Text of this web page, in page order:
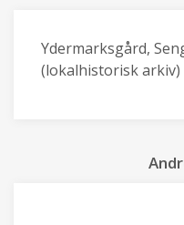
Ydermarksgård,
(lokalhistorisk arkiv)